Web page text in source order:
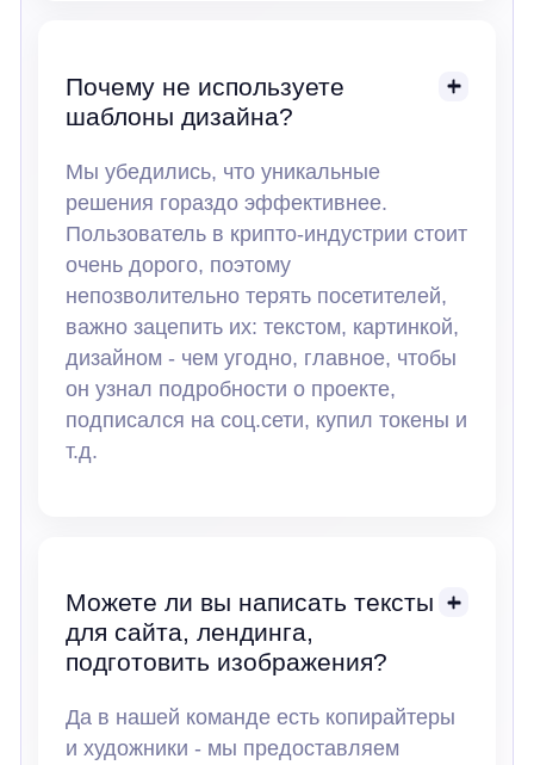
Почему не используете
шаблоны дизайна?
Мы убедились, что уникальные
решения гораздо эффективнее.
Пользователь в крипто-индустрии стоит
очень дорого, поэтому
непозволительно терять посетителей,
важно зацепить их: текстом, картинкой,
дизайном - чем угодно, главное, чтобы
он узнал подробности о проекте,
подписался на соц.сети, купил токены и
т.д.
Можете ли вы написать тексты
для сайта, лендинга,
подготовить изображения?
Да в нашей команде есть копирайтеры
и художники - мы предоставляем